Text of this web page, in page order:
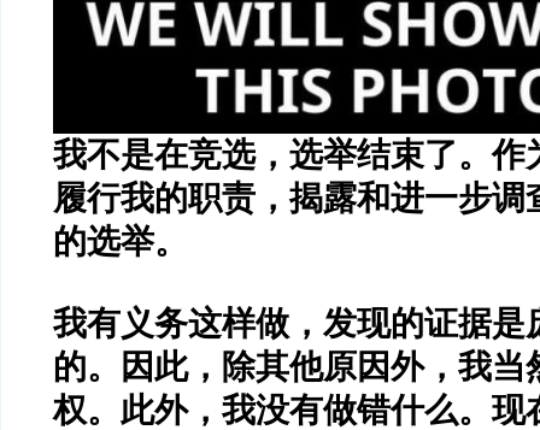
我不是在竞选，选举结束了。作
履行我的职责，揭露和进一步调
的选举。
我有义务这样做，发现的证据是
的。因此，除其他原因外，我当
权。此外，我没有做错什么。现